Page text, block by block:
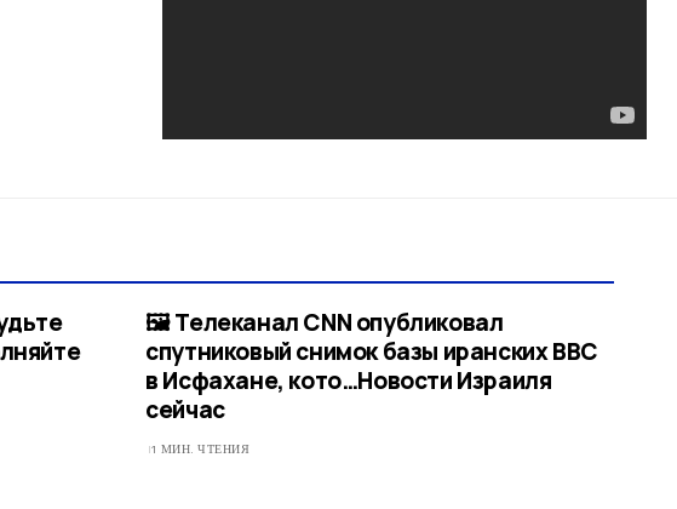
🖼 Телеканал CNN опубликовал
спутниковый снимок базы иранских ВВС
в Исфахане, кото…​Новости Израиля
сейчас
1 МИН. ЧТЕНИЯ